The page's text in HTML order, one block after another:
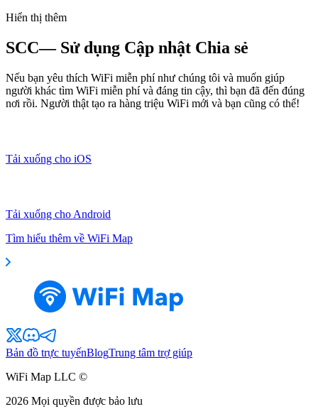
Hiển thị thêm
SCC— Sử dụng Cập nhật Chia sẻ
Nếu bạn yêu thích WiFi miễn phí như chúng tôi và muốn giúp
người khác tìm WiFi miễn phí và đáng tin cậy, thì bạn đã đến đúng
nơi rồi. Người thật tạo ra hàng triệu WiFi mới và bạn cũng có thể!
Tải xuống cho iOS
Tải xuống cho Android
Tìm hiểu thêm về WiFi Map
Bản đồ trực tuyếnBlogTrung tâm trợ giúp
WiFi Map LLC ©
2026 Mọi quyền được bảo lưu